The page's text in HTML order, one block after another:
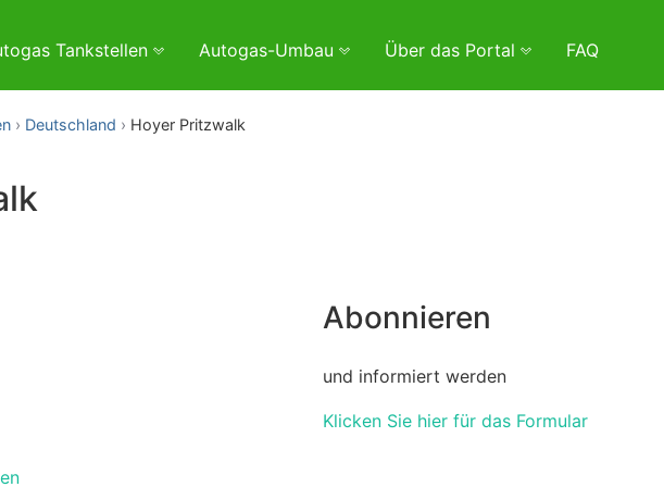
Tankstellen Autogas-Umbau Über das Portal FAQ
Deutschland Hoyer Pritzwalk
Abonnieren
und informiert werden
Klicken Sie hier für das Formular